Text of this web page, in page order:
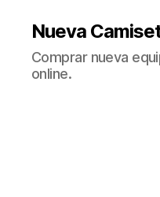
Nueva
Comprar nueva
online.